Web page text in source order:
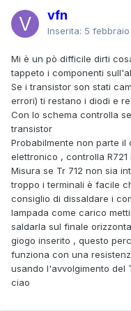
vfn
Inserita: 5 febbraio
Mi è un pò difficile dirti
tappeto i componenti
Se i transistor son stati
errori) ti restano i diodi e
Con lo schema controlla
transistor
Probabilmente non parte
elettronico , controlla R721
Misura se Tr 712 non sia
troppo i terminali è facile
consiglio di dissaldare i
lampada come carico
saldarla sul finale
giogo inserito , questo
funziona con una
usando l'avvolgimento del
ciao